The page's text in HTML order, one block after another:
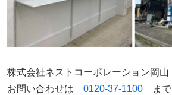
株式会社ネストコーポレーション岡山
お問い合わせは 0120-37-1100 まで